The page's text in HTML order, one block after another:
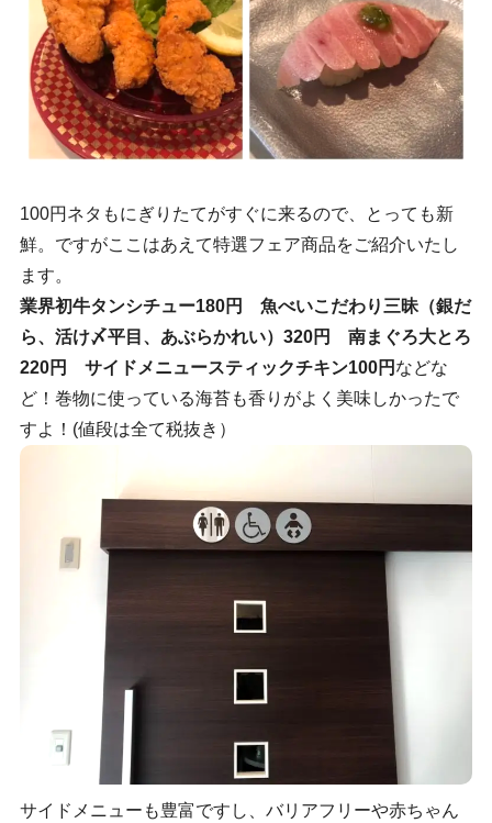
100円ネタもにぎりたてがすぐに来るので、とっても新
鮮。ですがここはあえて特選フェア商品をご紹介いたし
ます。
業界初牛タンシチュー180円
魚べいこだわり三昧（銀だ
ら、活け〆平目、あぶらかれい）320円
南まぐろ大とろ
220円 サイドメニュースティックチキン100円 などな
ど！巻物に使っている海苔も香りがよく美味しかったで
すよ！(値段は全て税抜き）
サイドメニューも豊富ですし、バリアフリーや赤ちゃん